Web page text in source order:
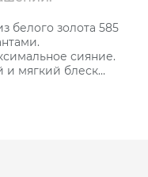
белого золота 585
сияние.
и мягкий блеск
артикул: 1 Бр Кр